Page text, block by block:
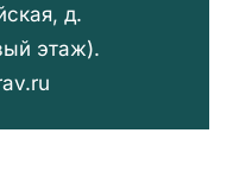
д.
этаж).